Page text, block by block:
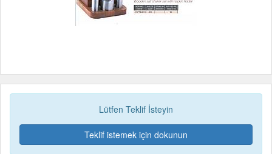
Lütfen Teklif İsteyin
Teklif istemek için dokunun